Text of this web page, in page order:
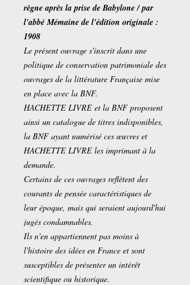
règne après la prise de Babylone / par
l'abbé Mémaine de l'édition originale :
1908
Le présent ouvrage s'inscrit dans une
politique de conservation patrimoniale des
ouvrages de la littérature Française mise
en place avec la BNF.
HACHETTE LIVRE et la BNF proposent
ainsi un catalogue de titres indisponibles,
la BNF ayant numérisé ces œuvres et
HACHETTE LIVRE les imprimant à la
demande.
Certains de ces ouvrages reflètent des
courants de pensée caractéristiques de
leur époque, mais qui seraient aujourd'hui
jugés condamnables.
Ils n'en appartiennent pas moins à
l'histoire des idées en France et sont
susceptibles de présenter un intérêt
scientifique ou historique.